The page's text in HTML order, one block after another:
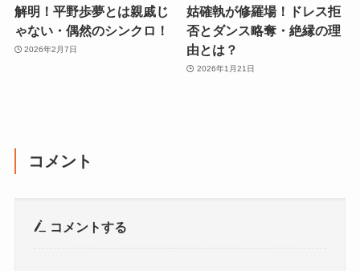
解明！平野歩夢とは親戚じ
ゃない・偶然のシンクロ！
2026年2月7日
姑確執が修羅場！ドレス拒
否とダンス略奪・絶縁の理
由とは？
2026年1月21日
コメント
コメントする